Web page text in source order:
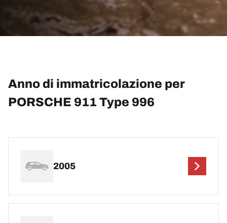
Anno di immatricolazione per
PORSCHE 911 Type 996
2005